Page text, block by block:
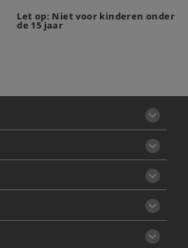
Let op: Niet voor kinderen onder
de 15 jaar